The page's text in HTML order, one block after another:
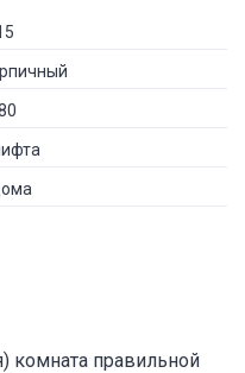
комнaта правильной